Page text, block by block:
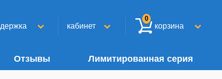
кабинет корзина
0
Отзывы Лимитированная серия